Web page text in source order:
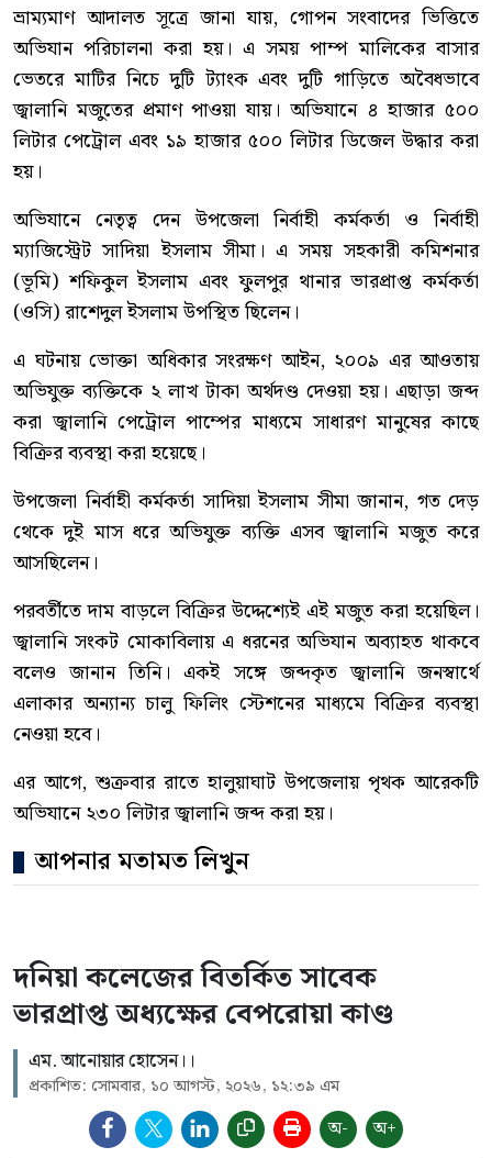
ভ্রাম্যমাণ আদালত সূত্রে জানা যায়, গোপন সংবাদের ভিত্তিতে
অভিযান পরিচালনা করা হয়। এ সময় পাম্প মালিকের বাসার
ভেতরে মাটির নিচে দুটি ট্যাংক এবং দুটি গাড়িতে অবৈধভাবে
জ্বালানি মজুতের প্রমাণ পাওয়া যায়। অভিযানে ৪ হাজার ৫০০
লিটার পেট্রোল এবং ১৯ হাজার ৫০০ লিটার ডিজেল উদ্ধার করা
হয়।
অভিযানে নেতৃত্ব দেন উপজেলা নির্বাহী কর্মকর্তা ও নির্বাহী
ম্যাজিস্ট্রেট সাদিয়া ইসলাম সীমা। এ সময় সহকারী কমিশনার
(ভূমি) শফিকুল ইসলাম এবং ফুলপুর থানার ভারপ্রাপ্ত কর্মকর্তা
(ওসি) রাশেদুল ইসলাম উপস্থিত ছিলেন।
এ ঘটনায় ভোক্তা অধিকার সংরক্ষণ আইন, ২০০৯ এর আওতায়
অভিযুক্ত ব্যক্তিকে ২ লাখ টাকা অর্থদণ্ড দেওয়া হয়। এছাড়া জব্দ
করা জ্বালানি পেট্রোল পাম্পের মাধ্যমে সাধারণ মানুষের কাছে
বিক্রির ব্যবস্থা করা হয়েছে।
উপজেলা নির্বাহী কর্মকর্তা সাদিয়া ইসলাম সীমা জানান, গত দেড়
থেকে দুই মাস ধরে অভিযুক্ত ব্যক্তি এসব জ্বালানি মজুত করে
আসছিলেন।
পরবর্তীতে দাম বাড়লে বিক্রির উদ্দেশ্যেই এই মজুত করা হয়েছিল।
জ্বালানি সংকট মোকাবিলায় এ ধরনের অভিযান অব্যাহত থাকবে
বলেও জানান তিনি। একই সঙ্গে জব্দকৃত জ্বালানি জনস্বার্থে
এলাকার অন্যান্য চালু ফিলিং স্টেশনের মাধ্যমে বিক্রির ব্যবস্থা
নেওয়া হবে।
এর আগে, শুক্রবার রাতে হালুয়াঘাট উপজেলায় পৃথক আরেকটি
অভিযানে ২৩০ লিটার জ্বালানি জব্দ করা হয়।
আপনার মতামত লিখুন
দনিয়া কলেজের বিতর্কিত সাবেক
ভারপ্রাপ্ত অধ্যক্ষের বেপরোয়া কাণ্ড
এম. আনোয়ার হোসেন।।
প্রকাশিত: সোমবার, ১০ আগস্ট, ২০২৬, ১২:৩৯ এম
অ- অ+